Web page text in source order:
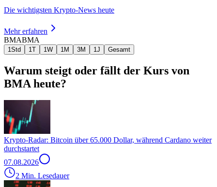
Die wichtigsten Krypto-News heute
Mehr erfahren
BMABMA
1Std 1T 1W 1M 3M 1J Gesamt
Warum steigt oder fällt der Kurs von
BMA heute?
Krypto-Radar: Bitcoin über 65.000 Dollar, während Cardano weiter
durchstartet
07.08.2026
2 Min. Lesedauer